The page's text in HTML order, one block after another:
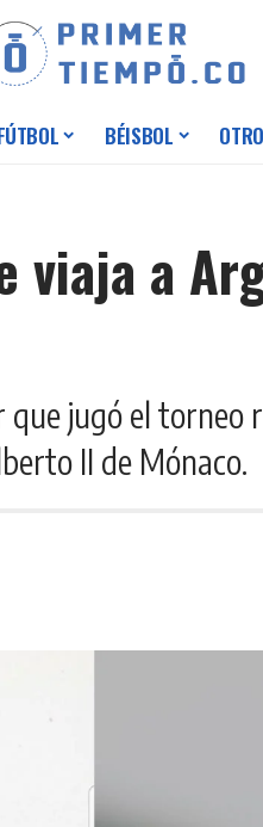
BÉISBOL
viaja a
jugó el
II de Mónaco.